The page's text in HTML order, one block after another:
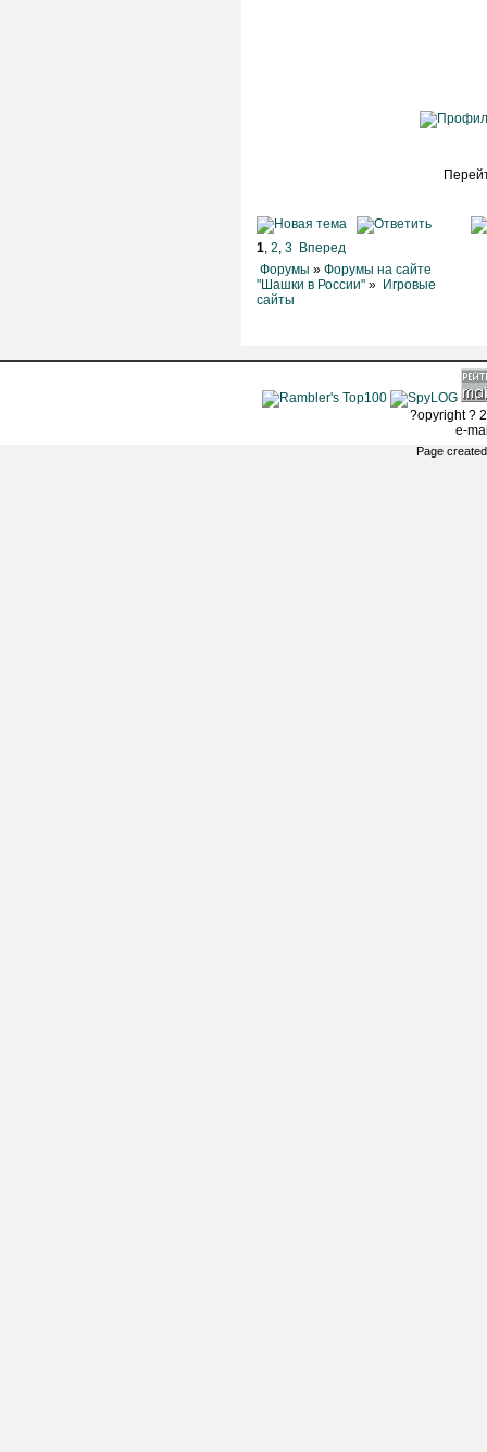
1, 2, 3 Вперед
Форумы » Форумы на сайте
"Шашки в России" » Игровые
сайты
?opyright ?
e-
Page